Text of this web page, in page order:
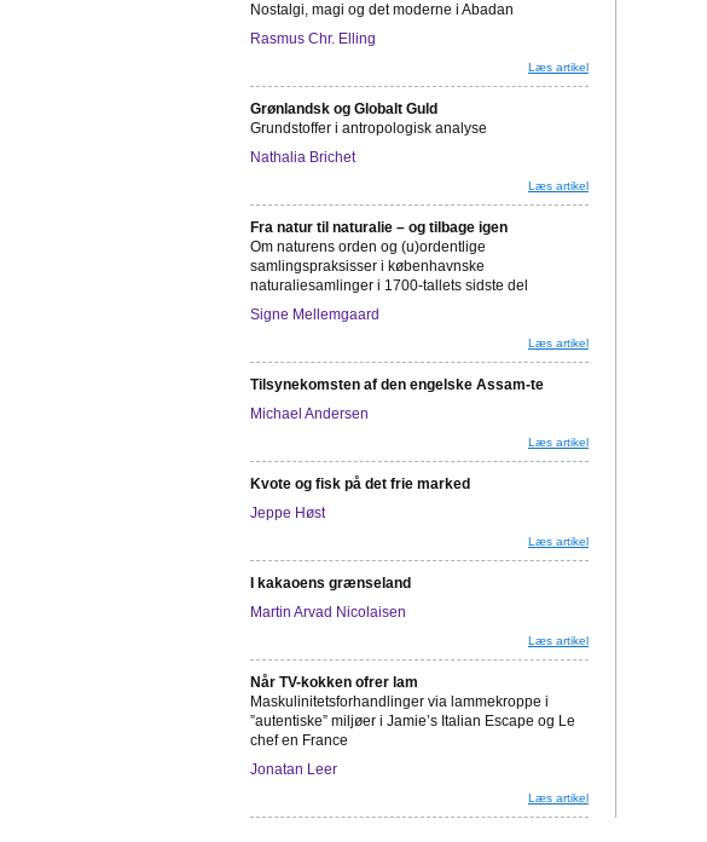
Nostalgi, magi og det moderne i Abadan
Rasmus Chr. Elling
Læs artikel
Grønlandsk og Globalt Guld
Grundstoffer i antropologisk analyse
Nathalia Brichet
Læs artikel
Fra natur til naturalie – og tilbage igen
Om naturens orden og (u)ordentlige
samlingspraksisser i københavnske
naturaliesamlinger i 1700-tallets sidste del
Signe Mellemgaard
Læs artikel
Tilsynekomsten af den engelske Assam-te
Michael Andersen
Læs artikel
Kvote og fisk på det frie marked
Jeppe Høst
Læs artikel
I kakaoens grænseland
Martin Arvad Nicolaisen
Læs artikel
Når TV-kokken ofrer lam
Maskulinitetsforhandlinger via lammekroppe i
”autentiske” miljøer i Jamie’s Italian Escape og Le
chef en France
Jonatan Leer
Læs artikel